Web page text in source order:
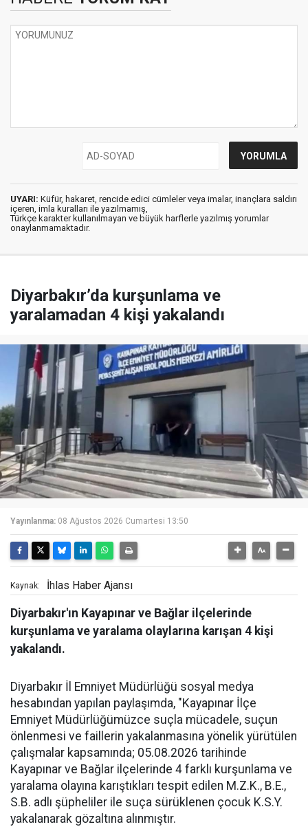
UYARI: Küfür, hakaret, rencide edici cümleler veya imalar, inançlara saldırı
içeren, imla kuralları ile yazılmamış,
Türkçe karakter kullanılmayan ve büyük harflerle yazılmış yorumlar
onaylanmamaktadır.
Diyarbakır’da kurşunlama ve
yaralamadan 4 kişi yakalandı
Yayınlanma: 08 Ağustos 2026 Cumartesi 13:50
Kaynak: İhlas Haber Ajansı
Diyarbakır'ın Kayapınar ve Bağlar ilçelerinde
kurşunlama ve yaralama olaylarına karışan 4 kişi
yakalandı.
Diyarbakır İl Emniyet Müdürlüğü sosyal medya
hesabından yapılan paylaşımda, "Kayapınar İlçe
Emniyet Müdürlüğümüzce suçla mücadele, suçun
önlenmesi ve faillerin yakalanmasına yönelik yürütülen
çalışmalar kapsamında; 05.08.2026 tarihinde
Kayapınar ve Bağlar ilçelerinde 4 farklı kurşunlama ve
yaralama olayına karıştıkları tespit edilen M.Z.K., B.E.,
S.B. adlı şüpheliler ile suça sürüklenen çocuk K.S.Y.
yakalanarak gözaltına alınmıştır.